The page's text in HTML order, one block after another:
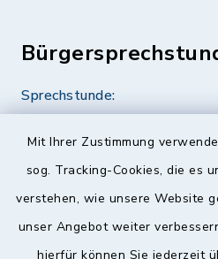
Mit Ihrer Zustimmung
sog. Tracking-Cookies, die es
verstehen, wie unsere Website
unser Angebot weiter
hierfür können Sie jederzeit
Sprechstunde:
Quicklinks